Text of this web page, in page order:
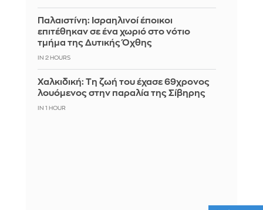
Παλαιστίνη: Ισραηλινοί έποικοι
επιτέθηκαν σε ένα χωριό στο νότιο
τμήμα της Δυτικής Όχθης
IN 2 HOURS
Χαλκιδική: Τη ζωή του έχασε 69χρονος
λουόμενος στην παραλία της Σίβηρης
IN 1 HOUR